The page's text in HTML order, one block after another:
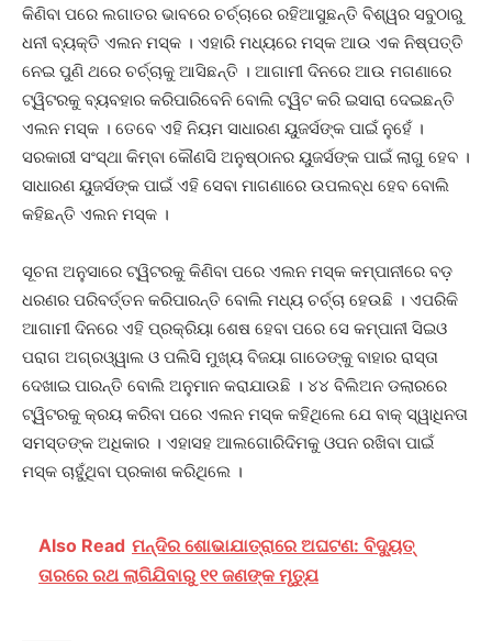
କିଣିବା ପରେ ଲଗାତର ଭାବରେ ଚର୍ଚ୍ଚାରେ ରହିଆସୁଛନ୍ତି ବିଶ୍ୱର ସବୁଠାରୁ
ଧନୀ ବ୍ୟକ୍ତି ଏଲନ ମସ୍କ । ଏହାରି ମଧ୍ୟରେ ମସ୍କ ଆଉ ଏକ ନିଷ୍ପତ୍ତି
ନେଇ ପୁଣି ଥରେ ଚର୍ଚ୍ଚାକୁ ଆସିଛନ୍ତି । ଆଗାମୀ ଦିନରେ ଆଉ ମଗଣାରେ
ଟ୍ୱିଟରକୁ ବ୍ୟବହାର କରିପାରିବେନି ବୋଲି ଟ୍ୱିଟ କରି ଇସାରା ଦେଇଛନ୍ତି
ଏଲନ ମସ୍କ । ତେବେ ଏହି ନିୟମ ସାଧାରଣ ୟୁଜର୍ସଙ୍କ ପାଇଁ ନୁହେଁ ।
ସରକାରୀ ସଂସ୍ଥା କିମ୍ବା କୌଣସି ଅନୁଷ୍ଠାନର ୟୁଜର୍ସଙ୍କ ପାଇଁ ଲାଗୁ ହେବ ।
ସାଧାରଣ ୟୁଜର୍ସଙ୍କ ପାଇଁ ଏହି ସେବା ମାଗଣାରେ ଉପଲବ୍ଧ ହେବ ବୋଲି
କହିଛନ୍ତି ଏଲନ ମସ୍କ ।
ସୂଚନା ଅନୁସାରେ ଟ୍ୱିଟରକୁ କିଣିବା ପରେ ଏଲନ ମସ୍କ କମ୍ପାନୀରେ ବଡ଼
ଧରଣର ପରିବର୍ତ୍ତନ କରିପାରନ୍ତି ବୋଲି ମଧ୍ୟ ଚର୍ଚ୍ଚା ହେଉଛି । ଏପରିକି
ଆଗାମୀ ଦିନରେ ଏହି ପ୍ରକ୍ରିୟା ଶେଷ ହେବା ପରେ ସେ କମ୍ପାନୀ ସିଇଓ
ପରାଗ ଅଗ୍ରଓ୍ୱାଲ ଓ ପଲିସି ମୁଖ୍ୟ ବିଜୟା ଗାଡେଙ୍କୁ ବାହାର ରାସ୍ତା
ଦେଖାଇ ପାରନ୍ତି ବୋଲି ଅନୁମାନ କରାଯାଉଛି । ୪୪ ବିଲିଅନ ଡଲାରରେ
ଟ୍ୱିଟରକୁ କ୍ରୟ କରିବା ପରେ ଏଲନ ମସ୍କ କହିଥିଲେ ଯେ ବାକ୍ ସ୍ୱାଧିନତା
ସମସ୍ତଙ୍କ ଅଧିକାର । ଏହାସହ ଆଲଗୋରିଦିମକୁ ଓପନ ରଖିବା ପାଇଁ
ମସ୍କ ଚାହୁଁଥିବା ପ୍ରକାଶ କରିଥିଲେ ।
Also Read ମନ୍ଦିର ଶୋଭାଯାତ୍ରାରେ ଅଘଟଣ: ବିଦ୍ୟୁତ୍‌
ତାରରେ ରଥ ଲାଗିଯିବାରୁ ୧୧ ଜଣଙ୍କ ମୃତ୍ଯୁ